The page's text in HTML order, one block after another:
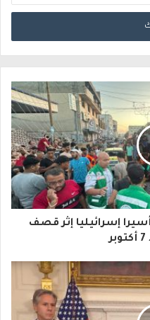
أبو عبيدة: مقتل أكثر من 60 أسيرا إسرائيليا إثر قصف